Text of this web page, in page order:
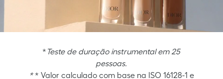
* Teste de duração instrumental em 25
pessoas.
** Valor calculado com base na ISO 16128-1 e